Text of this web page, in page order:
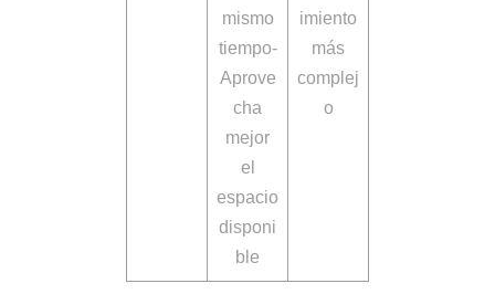
mismo
tiempo-
Aprove
cha
mejor
el
espacio
disponi
ble
imiento
más
complej
o